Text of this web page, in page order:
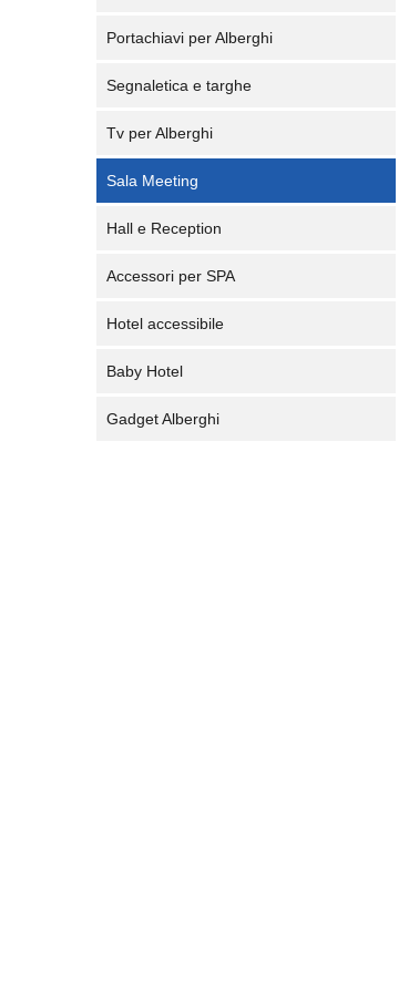
Portachiavi per Alberghi
Segnaletica e targhe
Tv per Alberghi
Sala Meeting
Hall e Reception
Accessori per SPA
Hotel accessibile
Baby Hotel
Gadget Alberghi